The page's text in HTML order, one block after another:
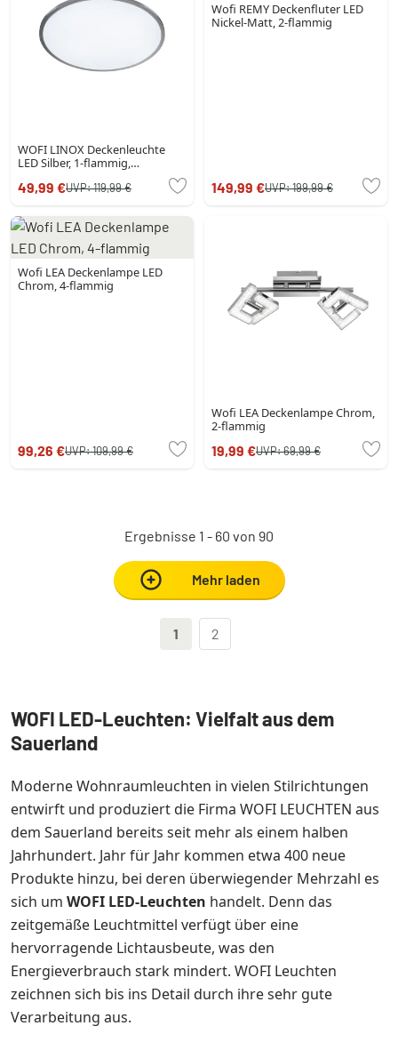
WOFI LINOX Deckenleuchte
LED Silber, 1-flammig,
Fernbedienung, Farbwechsler
49,99 €UVP:119,99 €
Wofi REMY Deckenfluter LED
Nickel-Matt, 2-flammig
149,99 €UVP:199,99 €
Wofi LEA Deckenlampe LED
Chrom, 4-flammig
99,26 €UVP:109,99 €
Wofi LEA Deckenlampe Chrom,
2-flammig
19,99 €UVP:69,99 €
Ergebnisse 1 - 60 von 90
Mehr laden
1 2
WOFI LED-Leuchten: Vielfalt aus dem
Sauerland
Moderne Wohnraumleuchten in vielen Stilrichtungen
entwirft und produziert die Firma WOFI LEUCHTEN aus
dem Sauerland bereits seit mehr als einem halben
Jahrhundert. Jahr für Jahr kommen etwa 400 neue
Produkte hinzu, bei deren überwiegender Mehrzahl es
sich um WOFI LED-Leuchten handelt. Denn das
zeitgemäße Leuchtmittel verfügt über eine
hervorragende Lichtausbeute, was den
Energieverbrauch stark mindert. WOFI Leuchten
zeichnen sich bis ins Detail durch ihre sehr gute
Verarbeitung aus.